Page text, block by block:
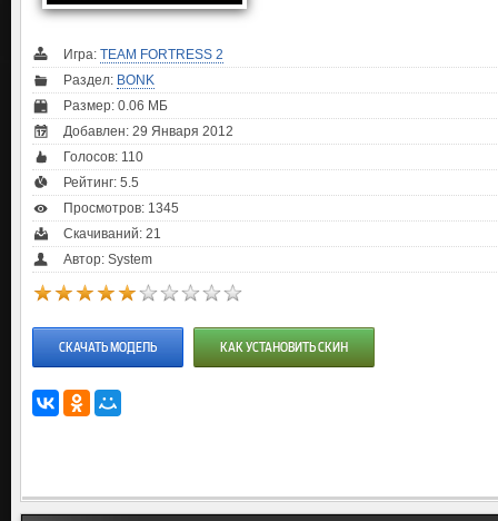
Игра: TEAM FORTRESS 2
Раздел: BONK
Размер: 0.06 МБ
Добавлен: 29 Января 2012
Голосов: 110
Рейтинг: 5.5
Просмотров: 1345
Скачиваний: 21
Автор: System
СКАЧАТЬ МОДЕЛЬ КАК УСТАНОВИТЬ СКИН